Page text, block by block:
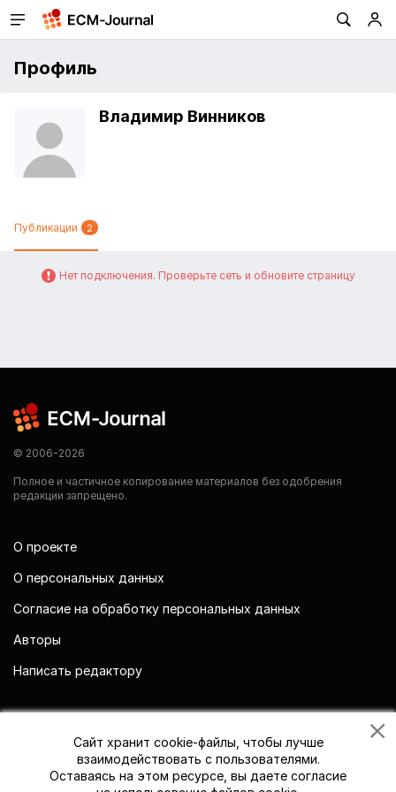
Профиль
Владимир Винников
Публикации 2
Нет подключения. Проверьте сеть и обновите страницу
© 2006-2026
Полное и частичное копирование материалов без одобрения
редакции запрещено.
О проекте
О персональных данных
Согласие на обработку персональных данных
Авторы
Написать редактору
Сайт хранит cookie-файлы, чтобы лучше
взаимодействовать с пользователями.
Оставаясь на этом ресурсе, вы даете согласие